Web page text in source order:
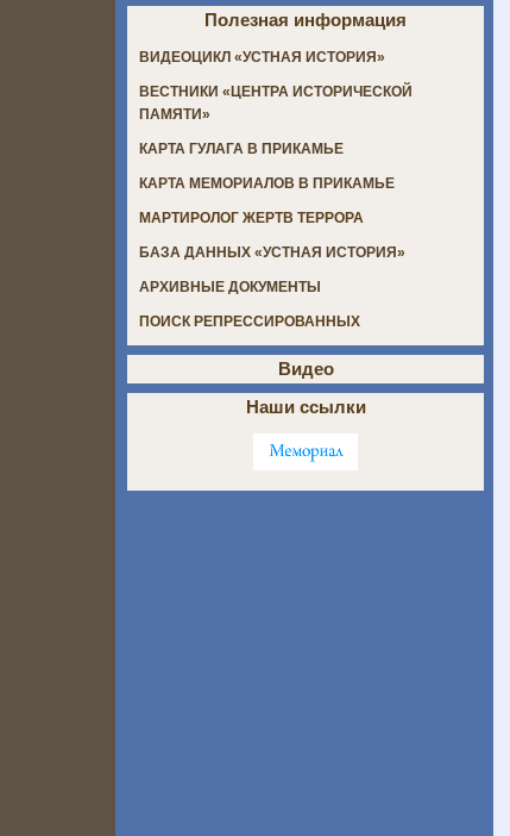
Полезная информация
ВИДЕОЦИКЛ «УСТНАЯ ИСТОРИЯ»
ВЕСТНИКИ «ЦЕНТРА ИСТОРИЧЕСКОЙ
ПАМЯТИ»
КАРТА ГУЛАГА В ПРИКАМЬЕ
КАРТА МЕМОРИАЛОВ В ПРИКАМЬЕ
МАРТИРОЛОГ ЖЕРТВ ТЕРРОРА
БАЗА ДАННЫХ «УСТНАЯ ИСТОРИЯ»
АРХИВНЫЕ ДОКУМЕНТЫ
ПОИСК РЕПРЕССИРОВАННЫХ
Видео
Наши ссылки